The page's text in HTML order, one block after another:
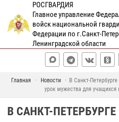
РОСГВАРДИЯ
Главное управление
войск национальной
Федерации по г.Санкт-
Ленинградской области
Главная Новости
В Санкт-
урок мужества для учащихся
В САНКТ-